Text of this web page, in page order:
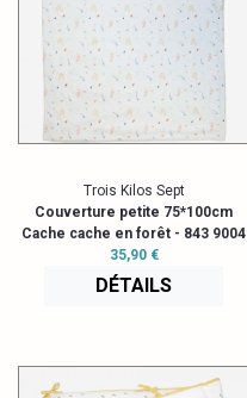
Trois Kilos Sept
Couverture petite 75*100cm
Cache cache en forêt - 843 9004
35,90 €
DÉTAILS